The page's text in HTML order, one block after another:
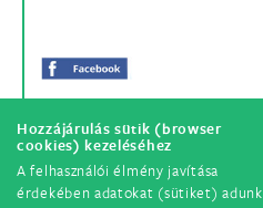
Hozzájárulás sütik (browser
cookies) kezeléséhez
A felhasználói élmény javítása
érdekében adatokat (sütiket) adunk